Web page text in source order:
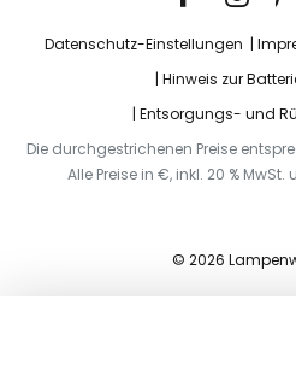
Datenschutz-Einstellungen
Hinweis zur
Entsorgungs- und
Die durchgestrichenen Preise
Alle Preise in €, inkl. 20 %
© 2026